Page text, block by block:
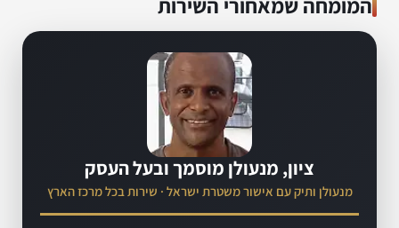
ציון, מנעולן מוסמך ובעל העסק
מנעולן ותיק עם אישור משטרת ישראל · שירות בכל מרכז הארץ